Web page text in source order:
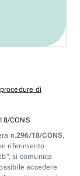
di
CONS
n.296/18/CONS,
riferimento
si comunica
accedere